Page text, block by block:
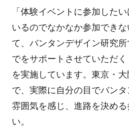
「体験イベントに参加した
いるのでなかなか参加でき
て、バンタンデザイン研究
でをサポートさせていただく
を実施しています。東京・
で、実際に自分の目でバン
雰囲気を感じ、進路を決め
い。